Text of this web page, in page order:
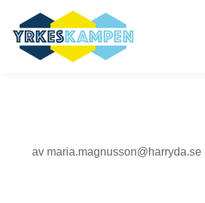
av maria.magnusson@harryda.se|